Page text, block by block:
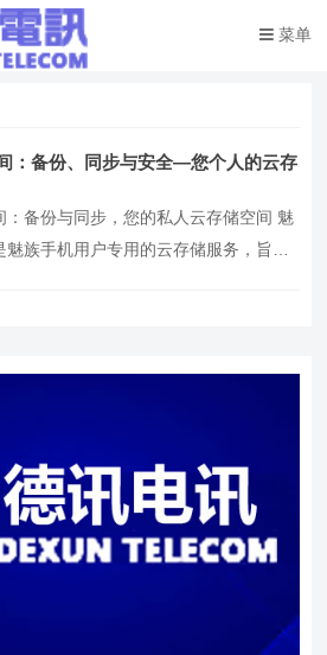
菜单
：备份、同步与安全—您个人的云存
：备份与同步，您的私人云存储空间 魅
魅族手机用户专用的云存储服务，旨在